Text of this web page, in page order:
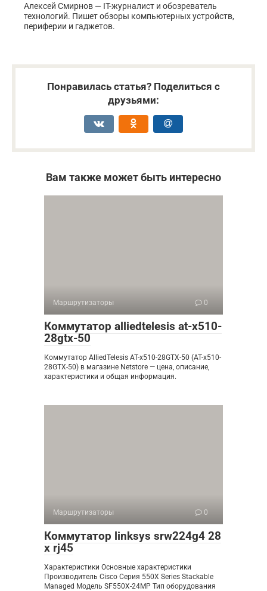
Алексей Смирнов — IT-журналист и обозреватель
технологий. Пишет обзоры компьютерных устройств,
периферии и гаджетов.
Понравилась статья? Поделиться с
друзьями:
Вам также может быть интересно
Маршрутизаторы 0
Коммутатор alliedtelesis at-x510-
28gtx-50
Коммутатор AlliedTelesis AT-x510-28GTX-50 (AT-x510-
28GTX-50) в магазине Netstore — цена, описание,
характеристики и общая информация.
Маршрутизаторы 0
Коммутатор linksys srw224g4 28
x rj45
Характеристики Основные характеристики
Производитель Cisco Серия 550X Series Stackable
Managed Модель SF550X-24MP Тип оборудования